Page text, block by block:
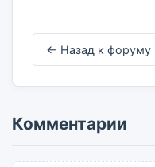
← Назад к форуму
Комментарии